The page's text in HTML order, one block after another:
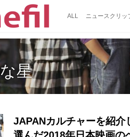
ALL ニュースクリッ
星
JAPANカルチャーを紹介